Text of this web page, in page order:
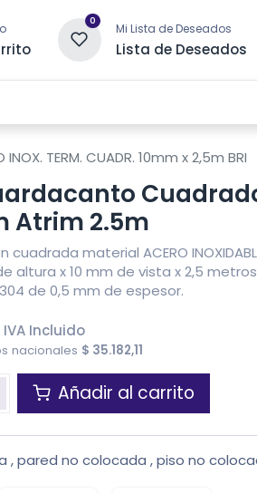
0 Mi Lista de Deseados
Lista de Deseados
INOX. TERM. CUADR. 10mm x 2,5m BRI
Atrim 2.5m
material ACERO
altura x 10 mm de vista x 2,5
de 0,5 mm de espesor.
IVA Incluido
nacionales $ 35.182,11
Añadir al carrito
,pared no colocada ,piso no